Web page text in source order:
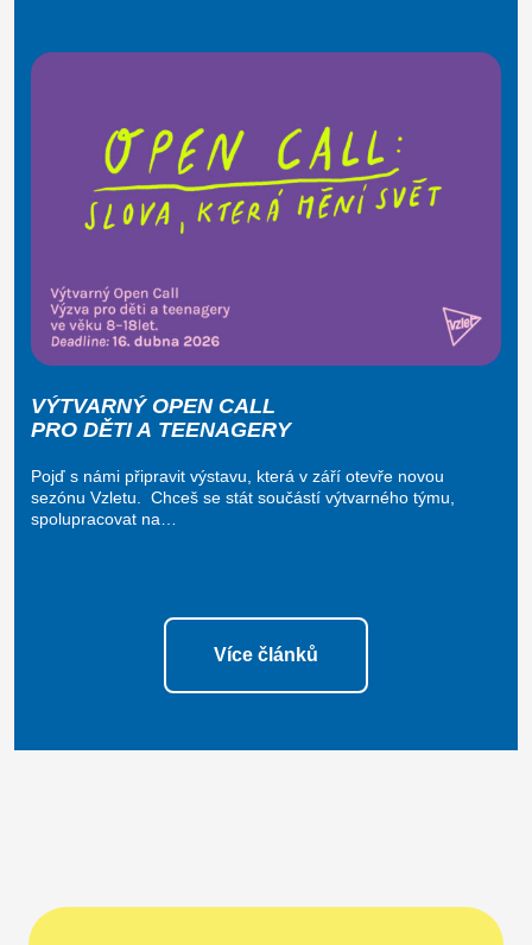
VÝTVARNÝ OPEN CALL
PRO DĚTI A TEENAGERY
Pojď s námi připravit výstavu, která v září otevře novou
sezónu Vzletu. Chceš se stát součástí výtvarného týmu,
spolupracovat na…
Více článků